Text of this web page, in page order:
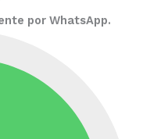
por WhatsApp.